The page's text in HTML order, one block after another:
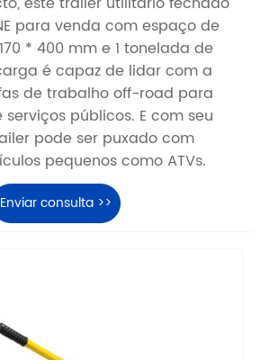
para venda com espaço de
* 400 mm e 1 tonelada de
é capaz de lidar com a
de trabalho off-road para
públicos. E com seu
pode ser puxado com
pequenos como ATVs.
Enviar consulta >>